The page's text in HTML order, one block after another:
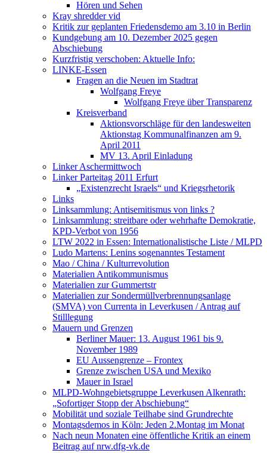
Hören und Sehen
Kray shredder vid
Kritik zur geplanten Friedensdemo am 3.10 in Berlin
Kundgebung am 10. Dezember 2025 gegen
Abschiebung
Kurzfristig verschoben: Aktuelle Info:
LINKE-Essen
Fragen an die Neuen im Stadtrat
Wolfgang Freye
Wolfgang Freye über Transparenz
Kreisverband
Aktionsvorschläge für den landesweiten
Aktionstag Kommunalfinanzen am 9.
April 2011
MV 13. April Einladung
Linker Aschermittwoch
Linker Parteitag 2011 Erfurt
„Existenzrecht Israels“ und Kriegsrhetorik
Links
Linksammlung: Antisemitismus von links ?
Linksammlung: streitbare oder wehrhafte Demokratie,
KPD-Verbot von 1956
LTW 2022 in Essen: Internationalistische Liste / MLPD
Ludo Martens: Lenins sogenanntes Testament
Mao / China / Kulturrevolution
Materialien Antikommunismus
Materialien zur Gummertstr
Materialien zur Sondermüllverbrennungsanlage
(SMVA) von Currenta in Leverkusen / Antrag auf
Stilllegung
Mauern und Grenzen
Berliner Mauer: 13. August 1961 bis 9.
November 1989
EU Aussengrenze – Frontex
Grenze zwischen USA und Mexiko
Mauer in Israel
MLPD-Wohngebietsgruppe Leverkusen Alkenrath:
„Sofortiger Stopp der Abschiebung“
Mobilität und soziale Teilhabe sind Grundrechte
Montagsdemos in Köln: Jeden 2.Montag im Monat
Nach neun Monaten eine öffentliche Kritik an einem
Beitrag auf nrw.dfg-vk.de